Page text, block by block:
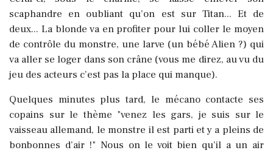
scaphandre en oubliant qu’on est sur Titan... Et de
deux... La blonde va en profiter pour lui coller le moyen
de contrôle du monstre, une larve (un bébé Alien ?) qui
va aller se loger dans son crâne (vous me direz, au vu du
jeu des acteurs c’est pas la place qui manque).
Quelques minutes plus tard, le mécano contacte ses
copains sur le thème "venez les gars, je suis sur le
vaisseau allemand, le monstre il est parti et y a pleins de
bonbonnes d’air !" Nous on le voit bien qu’il a un air